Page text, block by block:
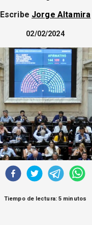
ARCHIVO
DECLARACIONES
ALTAMIRA RESPONDE
Política Obrera
CONTACTO
Escribe Jorge Altamira
02/02/2024
Tiempo de lectura: 5 minutos